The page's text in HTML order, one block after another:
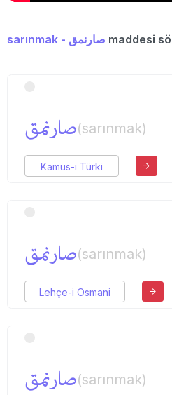
sarınmak - صارنمق maddesi
صارنمق(sarınmak)
Kamus-ı Türki
صارنمق(sarınmak)
Lehçe-i Osmani
صارنمق(sarınmak)